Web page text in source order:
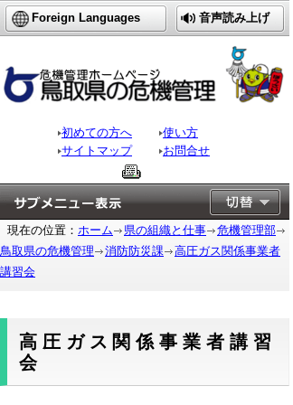
Foreign Languages 音声読み上げ
初めての方へ
使い方
サイトマップ
お問合せ
現在の位置： ホーム 県の組織と仕事
危機管理部
鳥取県の危機管理
消防防災課
高圧ガス関係事業者
講習会
高圧ガス関係事業者講習
会